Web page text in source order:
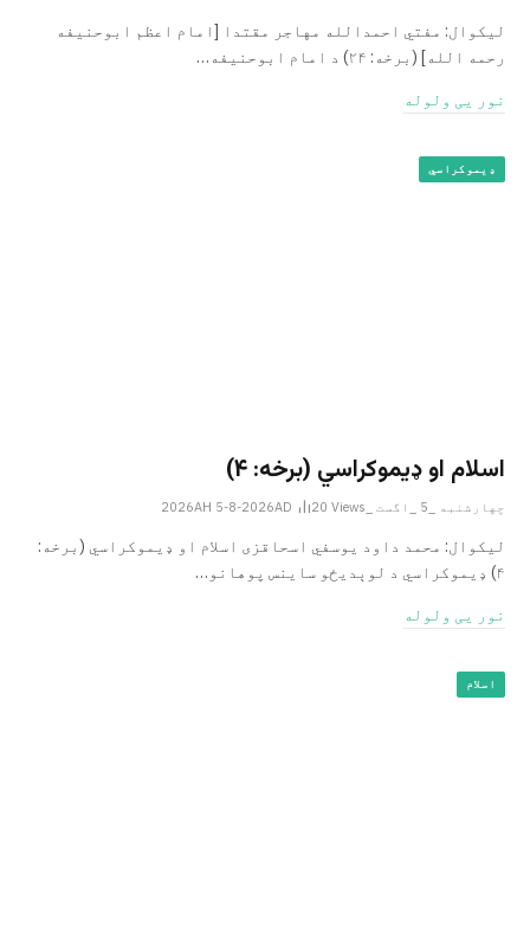
لیکوال: مفتي احمدالله مهاجر مقتدا [امام اعظم ابوحنیفه
رحمه الله‎] (برخه: ۲۴) د امام ابوحنيفه…
نور یی ولوله
ډیموکراسي
اسلام او ډیموکراسي (برخه: ۴)
چهارشنبه _5 _اگست _2026AH 5-8-2026AD 20 Views
لیکوال: محمد داود یوسفي اسحاقزی اسلام او ډیموکراسي (برخه:
۴) ډیموکراسي د لوېدیځو ساینس پوهانو…
نور یی ولوله
اسلام